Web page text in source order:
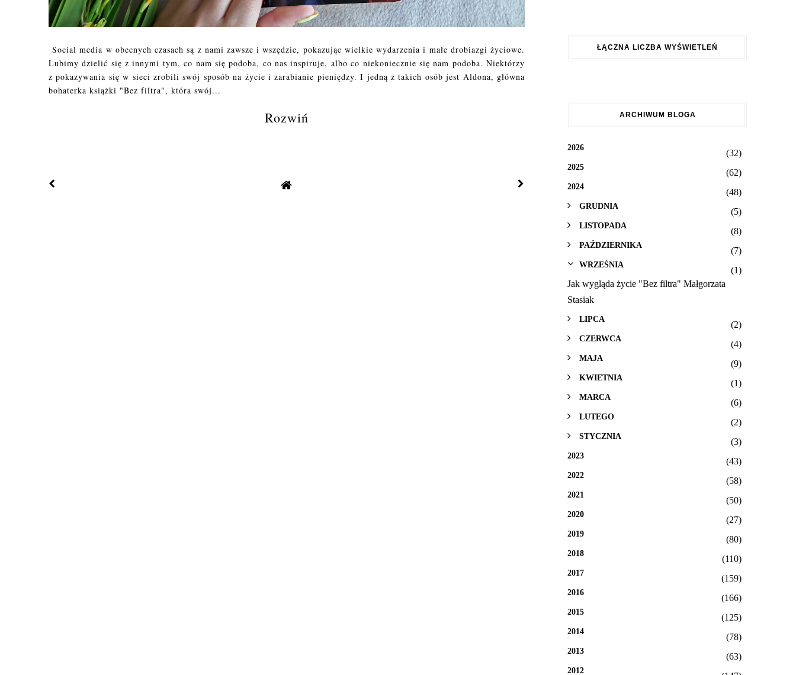
Social media w obecnych czasach są z nami zawsze i wszędzie, pokazując wielkie wydarzenia i małe drobiazgi życiowe.
Lubimy dzielić się z innymi tym, co nam się podoba, co nas inspiruje, albo co niekoniecznie się nam podoba. Niektórzy
z pokazywania się w sieci zrobili swój sposób na życie i zarabianie pieniędzy. I jedną z takich osób jest Aldona, główna
bohaterka książki "Bez filtra", która swój...
Rozwiń
ŁĄCZNA LICZBA WYŚWIETLEŃ
ARCHIWUM BLOGA
2026
(32)
2025
(62)
2024
(48)
GRUDNIA
(5)
LISTOPADA
(8)
PAŹDZIERNIKA
(7)
WRZEŚNIA
(1)
Jak wygląda życie "Bez filtra" Małgorzata
Stasiak
LIPCA
(2)
CZERWCA
(4)
MAJA
(9)
KWIETNIA
(1)
MARCA
(6)
LUTEGO
(2)
STYCZNIA
(3)
2023
(43)
2022
(58)
2021
(50)
2020
(27)
2019
(80)
2018
(110)
2017
(159)
2016
(166)
2015
(125)
2014
(78)
2013
(63)
2012